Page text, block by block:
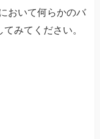
おいて何らかのバ
みてください。